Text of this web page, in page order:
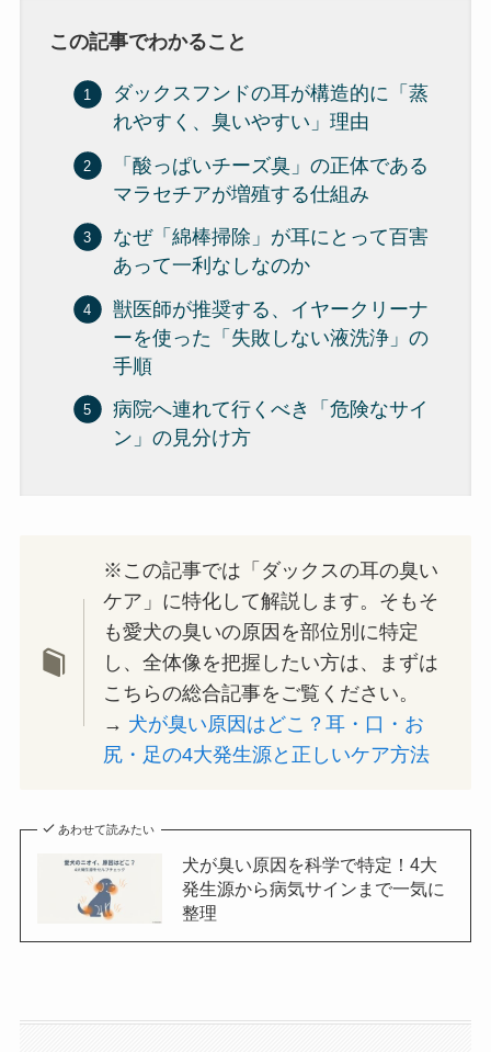
この記事でわかること
ダックスフンドの耳が構造的に「蒸
れやすく、臭いやすい」理由
「酸っぱいチーズ臭」の正体である
マラセチアが増殖する仕組み
なぜ「綿棒掃除」が耳にとって百害
あって一利なしなのか
獣医師が推奨する、イヤークリーナ
ーを使った「失敗しない液洗浄」の
手順
病院へ連れて行くべき「危険なサイ
ン」の見分け方
※この記事では「ダックスの耳の臭い
ケア」に特化して解説します。そもそ
も愛犬の臭いの原因を部位別に特定
し、全体像を把握したい方は、まずは
こちらの総合記事をご覧ください。
→ 犬が臭い原因はどこ？耳・口・お
尻・足の4大発生源と正しいケア方法
あわせて読みたい
犬が臭い原因を科学で特定！4大
発生源から病気サインまで一気に
整理